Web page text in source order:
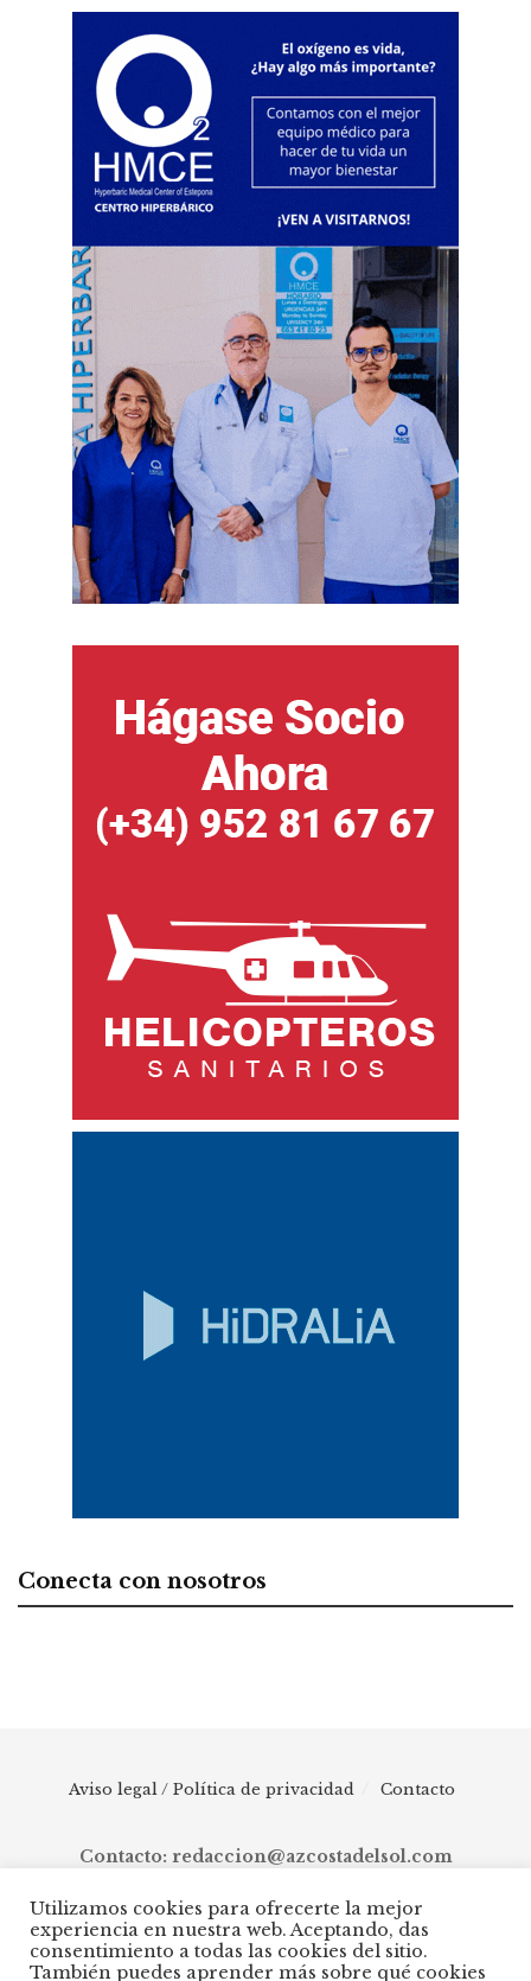
Conecta con nosotros
Aviso legal / Política de privacidad Contacto
Contacto: redaccion@azcostadelsol.com
© 2025 AZ Costa del Sol - Diario digital de Málaga capital hasta
Manilva, pasando por Torremolinos, Benalmádena, Fuengirola,
Utilizamos cookies para ofrecerte la mejor
experiencia en nuestra web. Aceptando, das
consentimiento a todas las cookies del sitio.
También puedes aprender más sobre qué cookies